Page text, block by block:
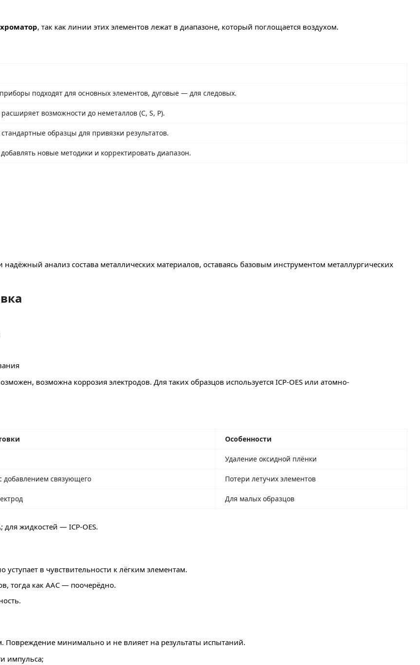
, так как линии этих элементов лежат в диапазоне, который поглощается воздухом.
подходят для основных элементов, дуговые — для следовых.
возможности до неметаллов (C, S, P).
образцы для привязки результатов.
новые методики и корректировать диапазон.
анализ состава металлических материалов, оставаясь базовым инструментом металлургических
возможна коррозия электродов. Для таких образцов используется ICP-OES или атомно-
Особенности
Удаление оксидной плёнки
добавлением связующего Потери летучих элементов
Для малых образцов
жидкостей — ICP-OES.
в чувствительности к лёгким элементам.
тогда как ААС — поочерёдно.
Повреждение минимально и не влияет на результаты испытаний.
импульса;